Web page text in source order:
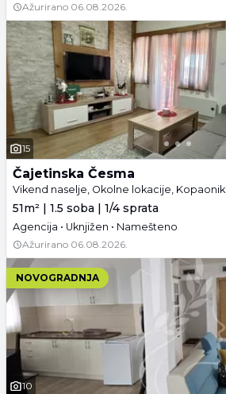
Ažurirano 06.08.2026.
15
Čajetinska Česma
Vikend naselje, Okolne lokacije, Kopaonik
51m² | 1.5 soba | 1/4 sprata
Agencija • Uknjižen • Namešteno
Ažurirano 06.08.2026.
NOVOGRADNJA
10